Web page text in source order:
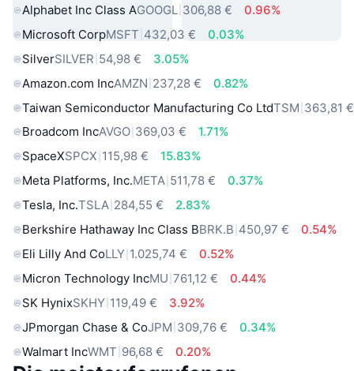
Alphabet Inc Class AGOOGL 306,88 €
0.96%
Microsoft CorpMSFT 432,03 €
0.03%
SilverSILVER 54,98 €
3.05%
Amazon.com IncAMZN 237,28 €
0.82%
Taiwan Semiconductor Manufacturing Co LtdTSM 363,81 €
Broadcom IncAVGO 369,03 €
1.71%
SpaceXSPCX 115,98 €
15.83%
Meta Platforms, Inc.META 511,78 €
0.37%
Tesla, Inc.TSLA 284,55 €
2.83%
Berkshire Hathaway Inc Class BBRK.B 450,97 €
0.54%
Eli Lilly And CoLLY 1.025,74 €
0.52%
Micron Technology IncMU 761,12 €
0.44%
SK HynixSKHY 119,49 €
3.92%
JPmorgan Chase & CoJPM 309,76 €
0.34%
Walmart IncWMT 96,68 € 0.20%